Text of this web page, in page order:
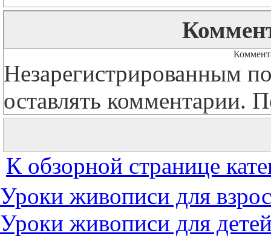
Незарегистрированным
оставлять комментарии.
К обзорной странице
Уроки живописи для
Уроки живописи для